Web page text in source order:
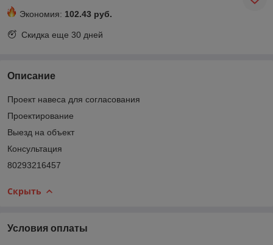
Экономия: 102.43 руб.
Скидка еще 30 дней
Описание
Проект навеса для согласования
Проектирование
Выезд на объект
Консультация
80293216457
Скрыть
Условия оплаты